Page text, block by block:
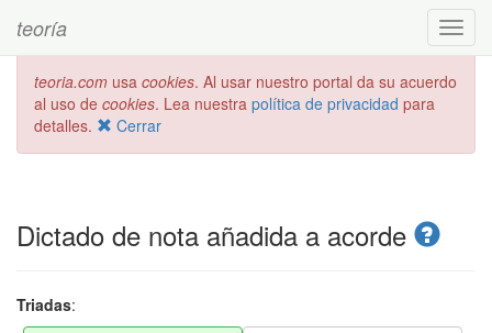
teoría
teoria.com usa cookies. Al usar nuestro portal da su acuerdo
al uso de cookies. Lea nuestra política de privacidad para
detalles.
Cerrar
Dictado de nota añadida a acorde
Triadas: